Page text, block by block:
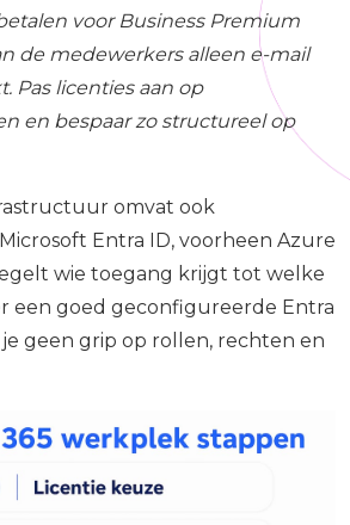
voor Business Premium
de medewerkers alleen e-mail
Pas licenties aan op
en bespaar zo structureel op
omvat ook
Entra ID, voorheen Azure
wie toegang krijgt tot welke
een goed geconfigureerde Entra
geen grip op rollen, rechten en